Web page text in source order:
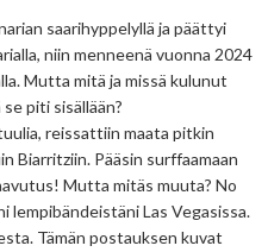
saarihyppelyllä ja päättyi
niin menneenä vuonna 2024
Mutta mitä ja missä kulunut
piti sisällään?
reissattiin maata pitkin
Biarritziin. Pääsin surffaamaan
Mutta mitäs muuta? No
lempibändeistäni Las Vegasissa.
Tämän postauksen kuvat